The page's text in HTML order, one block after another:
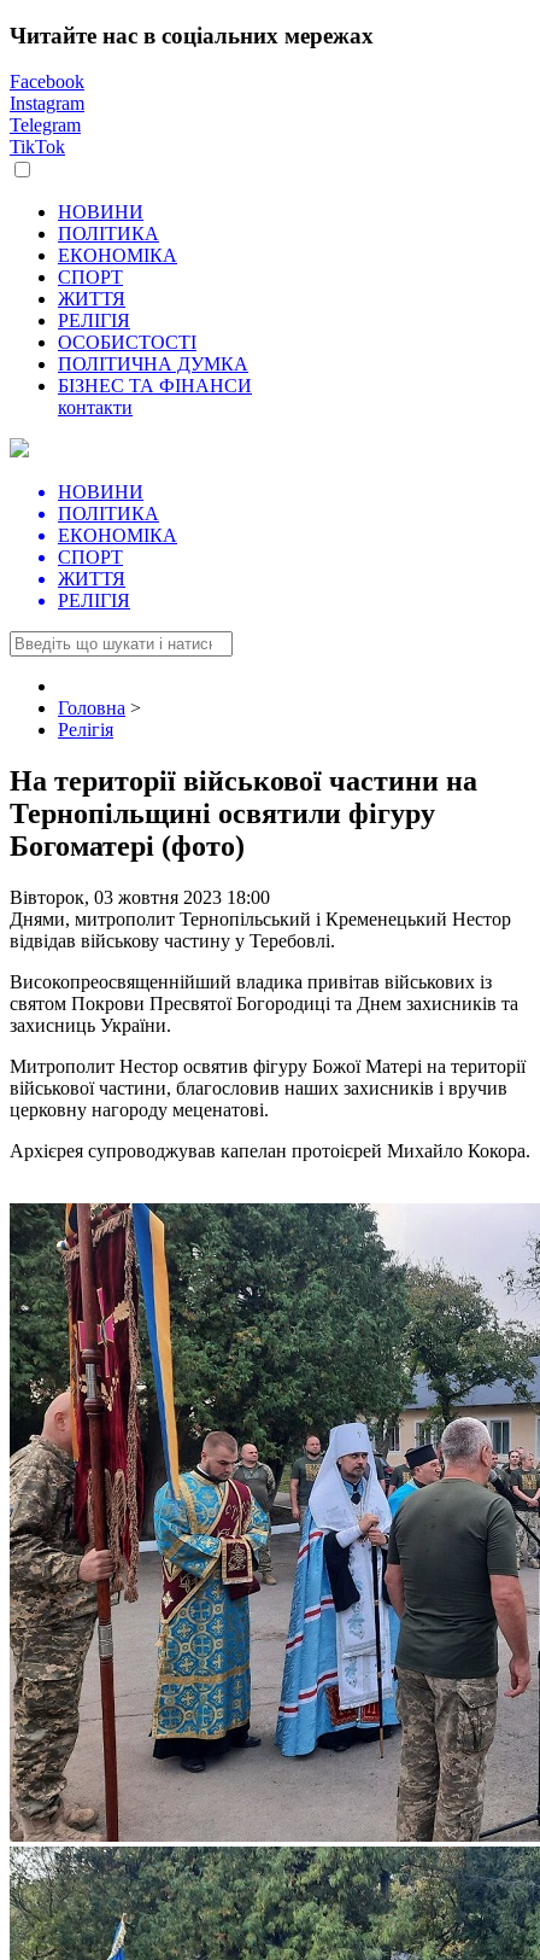
Читайте нас в соціальних мережах
Facebook
Instagram
Telegram
TikTok
НОВИНИ
ПОЛІТИКА
ЕКОНОМІКА
СПОРТ
ЖИТТЯ
РЕЛІГІЯ
ОСОБИСТОСТІ
ПОЛІТИЧНА ДУМКА
БІЗНЕС ТА ФІНАНСИ
контакти
НОВИНИ
ПОЛІТИКА
ЕКОНОМІКА
СПОРТ
ЖИТТЯ
РЕЛІГІЯ
Головна >
Релігія
На території військової частини на
Тернопільщині освятили фігуру
Богоматері (фото)
Вівторок, 03 жовтня 2023 18:00
Днями, митрополит Тернопільський і Кременецький Нестор
відвідав військову частину у Теребовлі.
Високопреосвященнійший владика привітав військових із
святом Покрови Пресвятої Богородиці та Днем захисників та
захисниць України.
Митрополит Нестор освятив фігуру Божої Матері на території
військової частини, благословив наших захисників і вручив
церковну нагороду меценатові.
Архієрея супроводжував капелан протоієрей Михайло Кокора.